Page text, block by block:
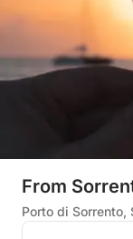
From
Porto di Sorrento,